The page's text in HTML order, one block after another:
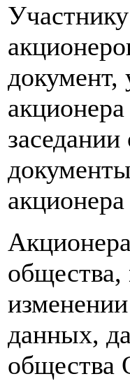
документ,
общества,
данных,